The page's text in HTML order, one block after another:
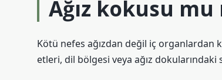
Ağız kokusu
Kötü nefes ağızdan değil iç organlardan
etleri, dil bölgesi veya ağız dokularındaki